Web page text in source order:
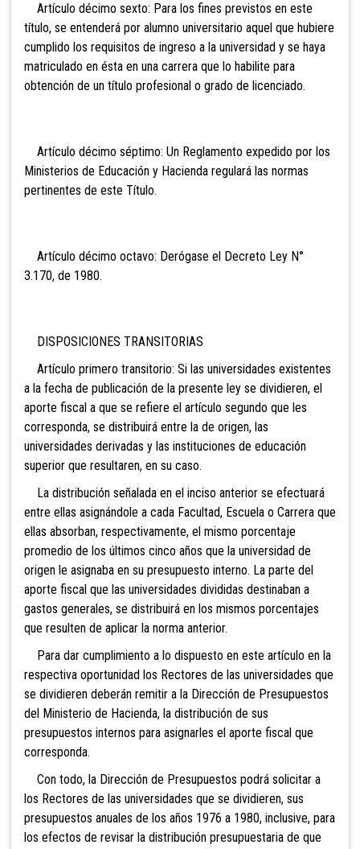
Artículo décimo sexto: Para los fines previstos en este
título, se entenderá por alumno universitario aquel que hubiere
cumplido los requisitos de ingreso a la universidad y se haya
matriculado en ésta en una carrera que lo habilite para
obtención de un título profesional o grado de licenciado.
Artículo décimo séptimo: Un Reglamento expedido por los
Ministerios de Educación y Hacienda regulará las normas
pertinentes de este Título.
Artículo décimo octavo: Derógase el Decreto Ley N°
3.170, de 1980.
DISPOSICIONES TRANSITORIAS
Artículo primero transitorio: Si las universidades existentes
a la fecha de publicación de la presente ley se dividieren, el
aporte fiscal a que se refiere el artículo segundo que les
corresponda, se distribuirá entre la de origen, las
universidades derivadas y las instituciones de educación
superior que resultaren, en su caso.
La distribución señalada en el inciso anterior se efectuará
entre ellas asignándole a cada Facultad, Escuela o Carrera que
ellas absorban, respectivamente, el mismo porcentaje
promedio de los últimos cinco años que la universidad de
origen le asignaba en su presupuesto interno. La parte del
aporte fiscal que las universidades divididas destinaban a
gastos generales, se distribuirá en los mismos porcentajes
que resulten de aplicar la norma anterior.
Para dar cumplimiento a lo dispuesto en este artículo en la
respectiva oportunidad los Rectores de las universidades que
se dividieren deberán remitir a la Dirección de Presupuestos
del Ministerio de Hacienda, la distribución de sus
presupuestos internos para asignarles el aporte fiscal que
corresponda.
Con todo, la Dirección de Presupuestos podrá solicitar a
los Rectores de las universidades que se dividieren, sus
presupuestos anuales de los años 1976 a 1980, inclusive, para
los efectos de revisar la distribución presupuestaria de que